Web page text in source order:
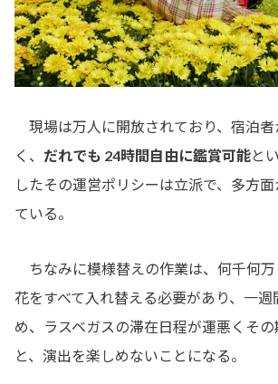
現場は万人に開放されており、宿泊者
く、 だれでも 24時間自由に鑑賞可能と
したその運営ポリシーは立派で、多方
ている。
ちなみに模様替えの作業は、何千何
花をすべて入れ替える必要があり、一
め、ラスベガスの滞在日程が運悪くそ
と、演出を楽しめないことになる。